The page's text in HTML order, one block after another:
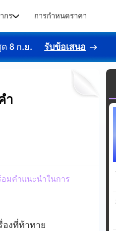
กร การกำหนดราคา
8 ก.ย. รับข้อเสนอ
ำ
มคำแนะนำในการ
องที่ท้าทาย